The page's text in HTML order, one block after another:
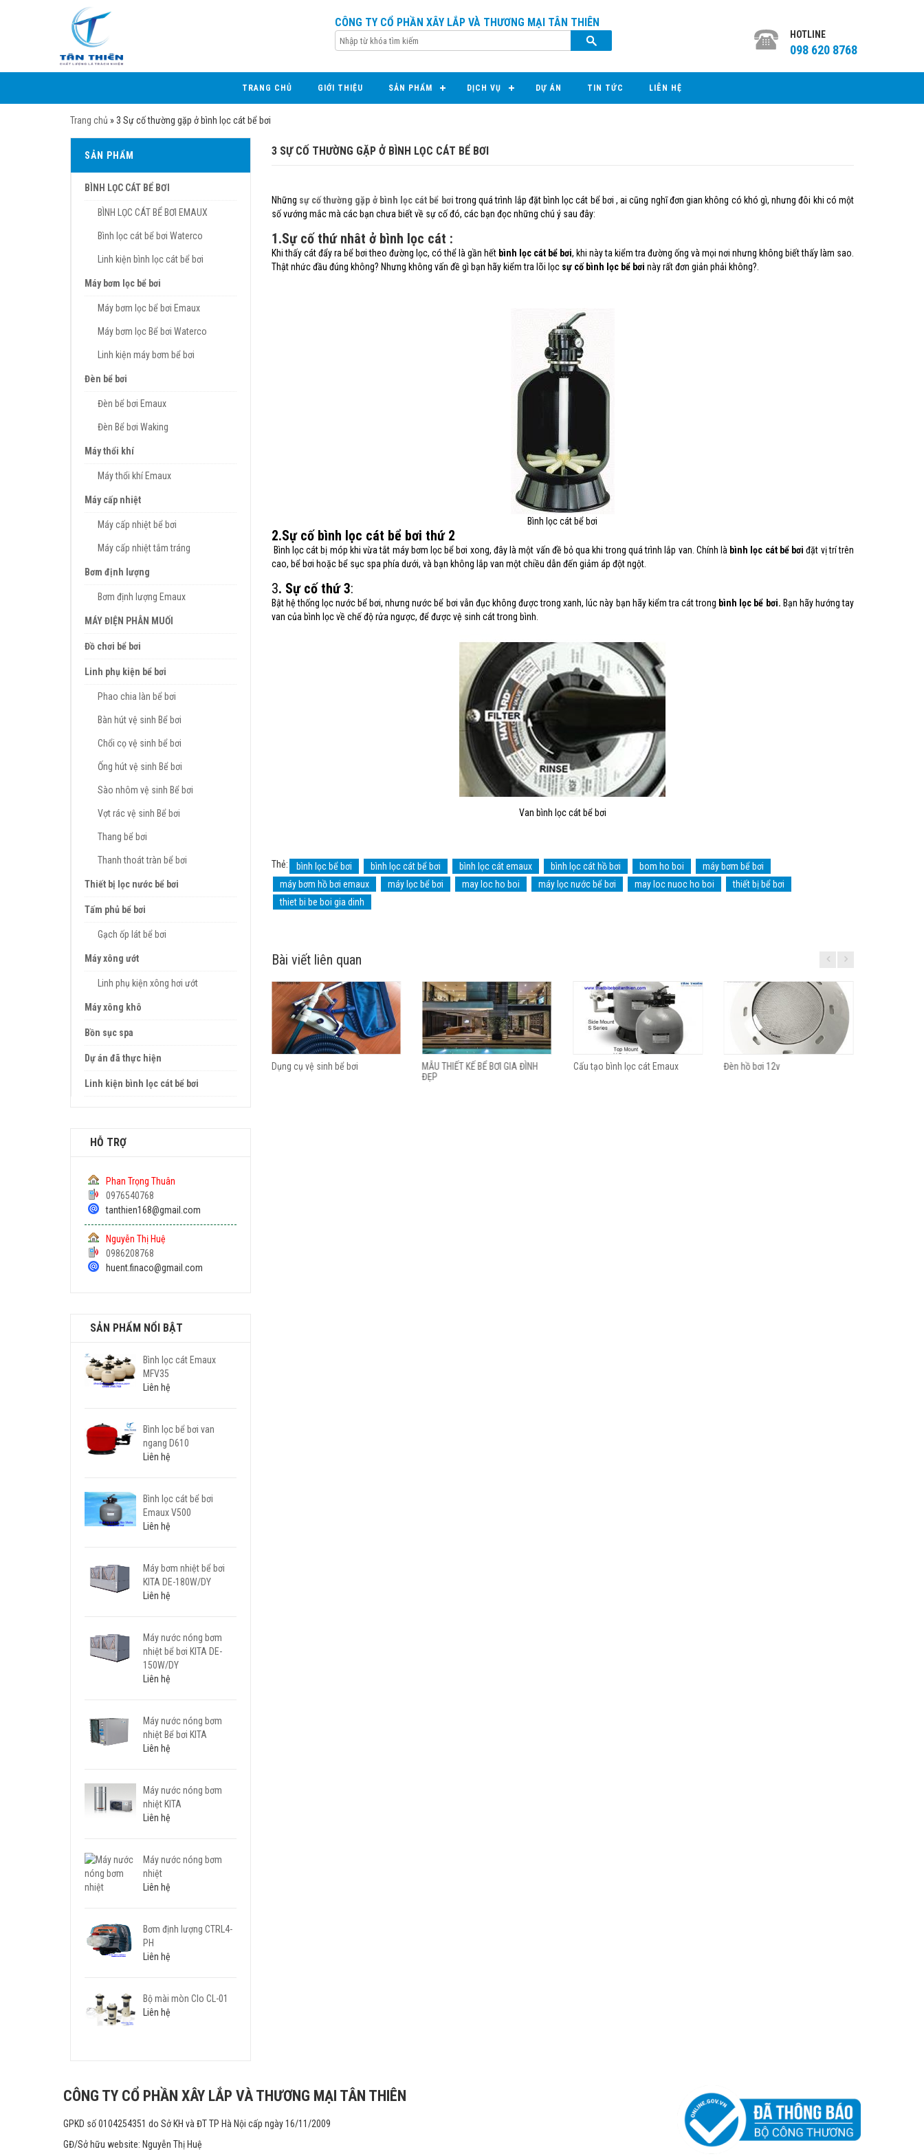
CÔNG TY CỔ PHẦN XÂY LẮP VÀ THƯƠNG MẠI TÂN THIÊN
HOTLINE
098 620 8768
TRANG CHỦ GIỚI THIỆU SẢN PHẨM DỊCH VỤ DỰ ÁN TIN TỨC LIÊN HỆ
Trang chủ »3 Sự cố thường gặp ở bình lọc cát bể bơi
SẢN PHẨM
BÌNH LỌC CÁT BỂ BƠI
BÌNH LỌC CÁT BỂ BƠI EMAUX
Bình lọc cát bể bơi Waterco
Linh kiện bình lọc cát bể bơi
Máy bơm lọc bể bơi
Máy bơm lọc bể bơi Emaux
Máy bơm lọc Bể bơi Waterco
Linh kiện máy bơm bể bơi
Đèn bể bơi
Đèn bể bơi Emaux
Đèn Bể bơi Waking
Máy thổi khí
Máy thổi khí Emaux
Máy cấp nhiệt
Máy cấp nhiệt bể bơi
Máy cấp nhiệt tắm tráng
Bơm định lượng
Bơm định lượng Emaux
MÁY ĐIỆN PHÂN MUỐI
Đồ chơi bể bơi
Linh phụ kiện bể bơi
Phao chia làn bể bơi
Bàn hút vệ sinh Bể bơi
Chổi cọ vệ sinh bể bơi
Ống hút vệ sinh Bể bơi
Sào nhôm vệ sinh Bể bơi
Vợt rác vệ sinh Bể bơi
Thang bể bơi
Thanh thoát tràn bể bơi
Thiết bị lọc nước bể bơi
Tấm phủ bể bơi
Gạch ốp lát bể bơi
Máy xông ướt
Linh phụ kiện xông hơi ướt
Máy xông khô
Bồn sục spa
Dự án đã thực hiện
Linh kiện bình lọc cát bể bơi
HỖ TRỢ
Phan Trọng Thuân
0976540768
tanthien168@gmail.com
Nguyễn Thị Huệ
0986208768
huent.finaco@gmail.com
SẢN PHẨM NỔI BẬT
Bình lọc cát Emaux
MFV35
Liên hệ
Bình lọc bể bơi van
ngang D610
Liên hệ
Bình lọc cát bể bơi
Emaux V500
Liên hệ
Máy bơm nhiệt bể bơi
KITA DE-180W/DY
Liên hệ
Máy nước nóng bơm
nhiệt bể bơi KITA DE-
150W/DY
Liên hệ
Máy nước nóng bơm
nhiệt Bể bơi KITA
Liên hệ
Máy nước nóng bơm
nhiệt KITA
Liên hệ
Máy nước nóng bơm
nhiệt
Liên hệ
Bơm định lượng CTRL4-
PH
Liên hệ
Bộ mài mòn Clo CL-01
Liên hệ
3 SỰ CỐ THƯỜNG GẶP Ở BÌNH LỌC CÁT BỂ BƠI
Những sự cố thường gặp ở bình lọc cát bể bơitrong quá trình lắp đặt bình lọc cát bể bơi , ai cũng nghĩ đơn gian không có khó gì, nhưng đôi khi có một
số vướng mắc mà các bạn chưa biết về sự cố đó, các bạn đọc những chú ý sau đây:
1.Sự cố thứ nhât ở bình lọc cát :
Khi thấy cát đẩy ra bể bơi theo đường lọc, có thể là gần hết bình lọc cát bể bơi, khi này ta kiểm tra đường ống và mọi nơi nhưng không biết thấy làm sao.
Thật nhức đầu đúng không? Nhưng không vấn đề gì bạn hãy kiểm tra lõi lọc sự cố bình lọc bể bơi này rất đơn giản phải không?.
Bình lọc cát bể bơi
2.Sự cố bình lọc cát bể bơi thứ 2
Bình lọc cát bị móp khi vừa tắt máy bơm lọc bể bơi xong, đây là một vấn đề bỏ qua khi trong quá trình lắp van. Chính là bình lọc cát bể bơi đặt vị trí trên
cao, bể bơi hoặc bể sục spa phía dưới, và bạn không lắp van một chiều dẫn đến giảm áp đột ngột.
3. Sự cố thứ 3:
Bật hệ thống lọc nước bể bơi, nhưng nước bể bơi vẫn đục không được trong xanh, lúc này bạn hãy kiểm tra cát trong bình lọc bể bơi. Bạn hãy hướng tay
van của bình lọc về chế độ rửa ngược, để được vệ sinh cát trong bình.
Van bình lọc cát bể bơi
Thẻ: bình lọc bể bơi bình lọc cát bể bơi bình lọc cát emaux bình lọc cát hồ bơi bom ho boi
máy bơm bể bơi
máy bơm hồ bơi emaux
máy lọc bể bơi may loc ho boi máy lọc nước bể bơi may loc nuoc ho boi
thiết bị bể bơi
thiet bi be boi gia dinh
Bài viết liên quan
ĐÈN LED BỂ BƠI, HỒ BƠI Dụng cụ vệ sinh bể bơi
MẪU THIẾT KẾ BỂ BƠI GIA ĐÌNH
ĐẸP
Cấu tạo bình lọc cát Emaux Đèn hồ bơi 12v
CÔNG TY CỔ PHẦN XÂY LẮP VÀ THƯƠNG MẠI TÂN THIÊN
GPKD số 0104254351 do Sở KH và ĐT TP Hà Nội cấp ngày 16/11/2009
GĐ/Sở hữu website: Nguyễn Thị Huệ